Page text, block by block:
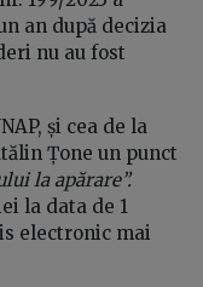
an după decizia
nu au fost
și cea de la
Țone un punct
la apărare”.
la data de 1
electronic mai